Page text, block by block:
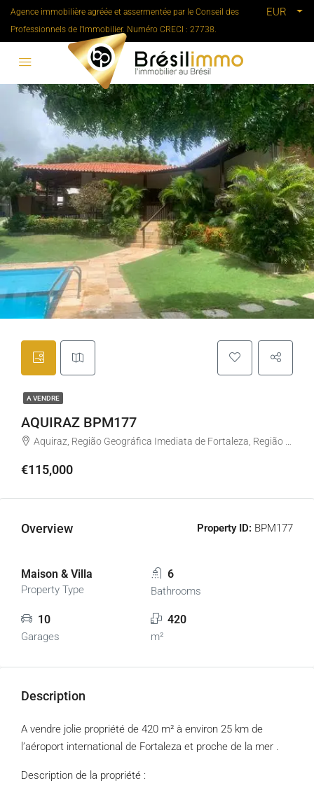
Agence immobilière agréée et assermentée par le Conseil des
Professionnels de l'Immobilier. Numéro CRECI : 27738.
EUR
A VENDRE
AQUIRAZ BPM177
Aquiraz, Região Geográfica Imediata de Fortaleza, Região Geográfica Intermediária de Fortaleza, Ceará, Région Nord-est, Brésil
€115,000
Overview Property ID: BPM177
Maison & Villa
Property Type
6
Bathrooms
10
Garages
420
m²
Description
A vendre jolie propriété de 420 m² à environ 25 km de
l’aéroport international de Fortaleza et proche de la mer .
Description de la propriété :